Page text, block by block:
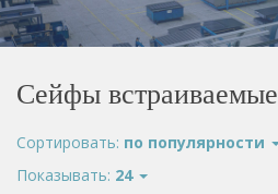
Сейфы встраиваемые
Сортировать: по популярности
Показывать: 24